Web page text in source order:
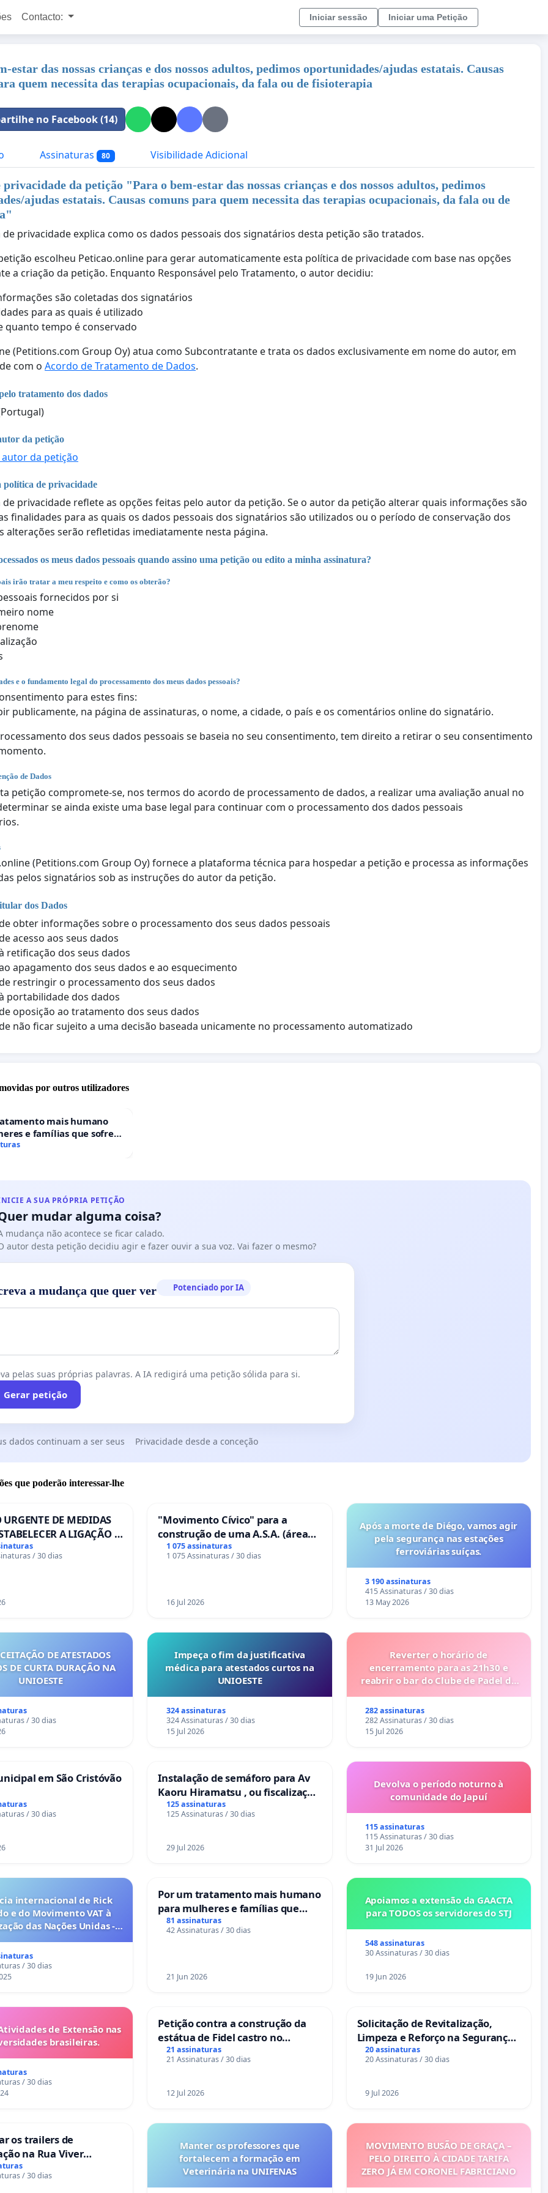
Contacto: Iniciar sessão Iniciar uma Petição
estar das nossas crianças e dos nossos adultos, pedimos oportunidades/ajudas estatais. Causas
quem necessita das terapias ocupacionais, da fala ou de fisioterapia
no Facebook (14)
Assinaturas 80 Visibilidade Adicional
privacidade da petição "Para o bem-estar das nossas crianças e dos nossos adultos, pedimos
ajudas estatais. Causas comuns para quem necessita das terapias ocupacionais, da fala ou de
"
de privacidade explica como os dados pessoais dos signatários desta petição são tratados.
escolheu Peticao.online para gerar automaticamente esta política de privacidade com base nas opções
a criação da petição. Enquanto Responsável pelo Tratamento, o autor decidiu:
são coletadas dos signatários
para as quais é utilizado
quanto tempo é conservado
(Petitions.com Group Oy) atua como Subcontratante e trata os dados exclusivamente em nome do autor, em
com o Acordo de Tratamento de Dados.
tratamento dos dados
da petição
da petição
política de privacidade
de privacidade reflete as opções feitas pelo autor da petição. Se o autor da petição alterar quais informações são
finalidades para as quais os dados pessoais dos signatários são utilizados ou o período de conservação dos
alterações serão refletidas imediatamente nesta página.
os meus dados pessoais quando assino uma petição ou edito a minha assinatura?
irão tratar a meu respeito e como os obterão?
fornecidos por si
nome
e o fundamento legal do processamento dos meus dados pessoais?
para estes fins:
publicamente, na página de assinaturas, o nome, a cidade, o país e os comentários online do signatário.
dos seus dados pessoais se baseia no seu consentimento, tem direito a retirar o seu consentimento
de Dados
petição compromete-se, nos termos do acordo de processamento de dados, a realizar uma avaliação anual no
se ainda existe uma base legal para continuar com o processamento dos dados pessoais
(Petitions.com Group Oy) fornece a plataforma técnica para hospedar a petição e processa as informações
pelos signatários sob as instruções do autor da petição.
dos Dados
obter informações sobre o processamento dos seus dados pessoais
acesso aos seus dados
retificação dos seus dados
apagamento dos seus dados e ao esquecimento
restringir o processamento dos seus dados
portabilidade dos dados
oposição ao tratamento dos seus dados
não ficar sujeito a uma decisão baseada unicamente no processamento automatizado
por outros utilizadores
mais humano
e famílias que sofrem
gestacional nos hospitais
A SUA PRÓPRIA PETIÇÃO
mudar alguma coisa?
mudança não acontece se ficar calado.
autor desta petição decidiu agir e fazer ouvir a sua voz. Vai fazer o mesmo?
a mudança que quer ver Potenciado por IA
pelas suas próprias palavras. A IA redigirá uma petição sólida para si.
Gerar petição
dados continuam a ser seus Privacidade desde a conceção
que poderão interessar-lhe
DE MEDIDAS
A LIGAÇÃO -
129
/ 30 dias
"Movimento Cívico" para a
construção de uma A.S.A. (área
de serviços para autocaravanas)
em Coimbra
1 075 assinaturas
1 075 Assinaturas / 30 dias
16 Jul 2026
Após a morte de Diégo, vamos agir
pela segurança nas estações
ferroviárias suíças.
3 190 assinaturas
415 Assinaturas / 30 dias
13 May 2026
DE ATESTADOS
DE CURTA DURAÇÃO NA
UNIOESTE
/ 30 dias
Impeça o fim da justificativa
médica para atestados curtos na
UNIOESTE
324 assinaturas
324 Assinaturas / 30 dias
15 Jul 2026
Reverter o horário de
encerramento para as 21h30 e
reabrir o bar do Clube de Padel de
282 assinaturas
282 Assinaturas / 30 dias
15 Jul 2026
em São Cristóvão
/ 30 dias
Instalação de semáforo para Av
Kaoru Hiramatsu , ou fiscalização
Eletrônica
125 assinaturas
125 Assinaturas / 30 dias
29 Jul 2026
Devolva o período noturno à
comunidade do Japuí
115 assinaturas
115 Assinaturas / 30 dias
31 Jul 2026
internacional de Rick
e do Movimento VAT à
das Nações Unidas -
6x1 enquanto o lobby
compra a omissão do
/ 30 dias
Por um tratamento mais humano
para mulheres e famílias que
sofrem uma perda gestacional
nos hospitais portugueses
81 assinaturas
42 Assinaturas / 30 dias
21 Jun 2026
Apoiamos a extensão da GAACTA
para TODOS os servidores do STJ
548 assinaturas
30 Assinaturas / 30 dias
19 Jun 2026
de Extensão nas
brasileiras.
/ 30 dias
Petição contra a construção da
estátua de Fidel castro no
mirante do Caju
21 assinaturas
21 Assinaturas / 30 dias
12 Jul 2026
Solicitação de Revitalização,
Limpeza e Reforço na Segurança
das Praças da Rua Cachoeira das
Sete Ilhas
20 assinaturas
20 Assinaturas / 30 dias
9 Jul 2026
os trailers de
na Rua Viver
/ 30 dias
Manter os professores que
fortalecem a formação em
Veterinária na UNIFENAS
MOVIMENTO BUSÃO DE GRAÇA –
PELO DIREITO À CIDADE TARIFA
ZERO JÁ EM CORONEL FABRICIANO